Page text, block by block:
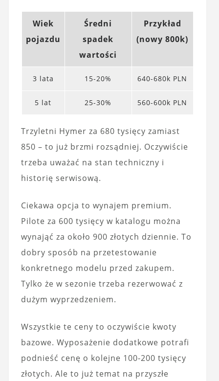
Wiek
pojazdu
Średni
spadek
wartości
Przykład
(nowy 800k)
3 lata 15-20% 640-680k PLN
5 lat 25-30% 560-600k PLN
Trzyletni Hymer za 680 tysięcy zamiast
850 – to już brzmi rozsądniej. Oczywiście
trzeba uważać na stan techniczny i
historię serwisową.
Ciekawa opcja to wynajem premium.
Pilote za 600 tysięcy w katalogu można
wynająć za około 900 złotych dziennie. To
dobry sposób na przetestowanie
konkretnego modelu przed zakupem.
Tylko że w sezonie trzeba rezerwować z
dużym wyprzedzeniem.
Wszystkie te ceny to oczywiście kwoty
bazowe. Wyposażenie dodatkowe potrafi
podnieść cenę o kolejne 100-200 tysięcy
złotych. Ale to już temat na przyszłe